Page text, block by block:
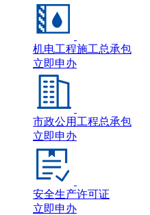
机电工程施工总承包
立即申办
市政公用工程总承包
立即申办
安全生产许可证
立即申办